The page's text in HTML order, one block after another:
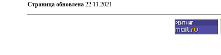
Страница обновлена 22.11.2021